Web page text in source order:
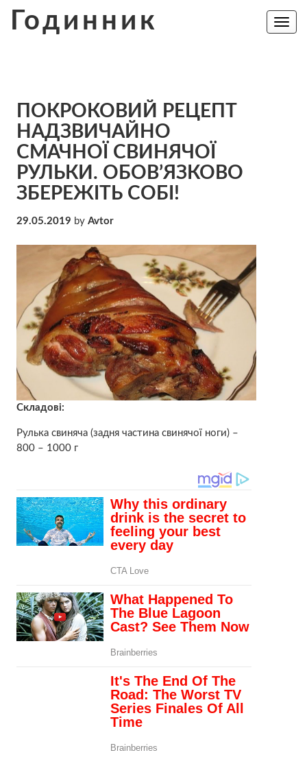
Годинник
Toggle
ПОКРОКОВИЙ РЕЦЕПТ
НАДЗВИЧАЙНО
СМАЧНОЇ СВИНЯЧОЇ
РУЛЬКИ. ОБОВ’ЯЗКОВО
ЗБЕРЕЖІТЬ СОБІ!
29.05.2019 by Avtor
Складові:
Рулька свиняча (задня частина свинячої ноги) –
800 – 1000 г